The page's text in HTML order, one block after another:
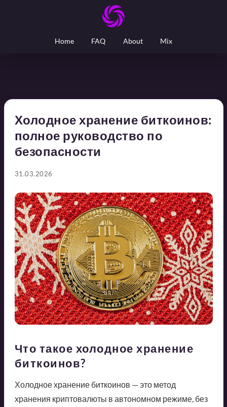
Home FAQ About Mix
Холодное хранение биткоинов:
полное руководство по
безопасности
31.03.2026
Что такое холодное хранение
биткоинов?
Холодное хранение биткоинов — это метод
хранения криптовалюты в автономном режиме, без